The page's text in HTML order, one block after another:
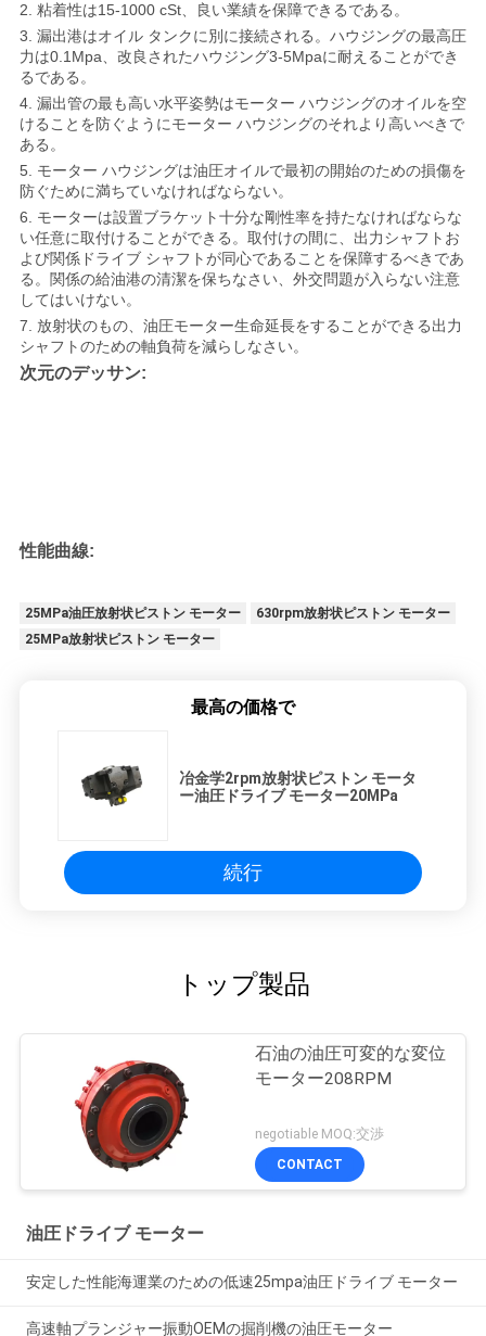
2. 粘着性は15-1000 cSt、良い業績を保障できるである。
3. 漏出港はオイル タンクに別に接続される。ハウジングの最高圧
力は0.1Mpa、改良されたハウジング3-5Mpaに耐えることができ
るである。
4. 漏出管の最も高い水平姿勢はモーター ハウジングのオイルを空
けることを防ぐようにモーター ハウジングのそれより高いべきで
ある。
5. モーター ハウジングは油圧オイルで最初の開始のための損傷を
防ぐために満ちていなければならない。
6. モーターは設置ブラケット十分な剛性率を持たなければならな
い任意に取付けることができる。取付けの間に、出力シャフトお
よび関係ドライブ シャフトが同心であることを保障するべきであ
る。関係の給油港の清潔を保ちなさい、外交問題が入らない注意
してはいけない。
7. 放射状のもの、油圧モーター生命延長をすることができる出力
シャフトのための軸負荷を減らしなさい。
次元のデッサン:
性能曲線:
25MPa油圧放射状ピストン モーター
630rpm放射状ピストン モーター
25MPa放射状ピストン モーター
最高の価格で
冶金学2rpm放射状ピストン モータ
ー油圧ドライブ モーター20MPa
続行
トップ製品
石油の油圧可変的な変位
モーター208RPM
negotiable MOQ:交渉
CONTACT
油圧ドライブ モーター
安定した性能海運業のための低速25mpa油圧ドライブ モーター
高速軸プランジャー振動OEMの掘削機の油圧モーター